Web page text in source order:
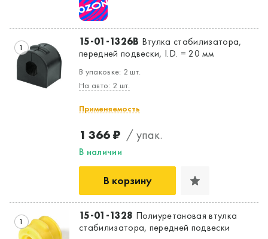
Да, верно Нет, выбрать другой
1 15-01-1326B Втулка стабилизатора,
передней подвески, I.D. = 20 мм
В упаковке: 2 шт.
На авто: 2 шт.
Применяемость
1 366 ₽ / упак.
В наличии
В корзину
1 15-01-1328 Полиуретановая втулка
стабилизатора, передней подвески